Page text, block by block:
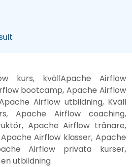
kurs, kvällApache Airflow
bootcamp, Apache Airflow
Airflow utbildning, Kväll
Apache Airflow coaching,
Apache Airflow tränare,
Airflow klasser, Apache
Airflow privata kurser,
utbildning